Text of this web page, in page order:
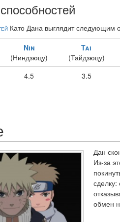
Като Дана выглядит следующим
Nin
(Ниндзюцу)
Tai
(Тайдзюцу)
4.5 3.5
Дан
Из-за
обмен